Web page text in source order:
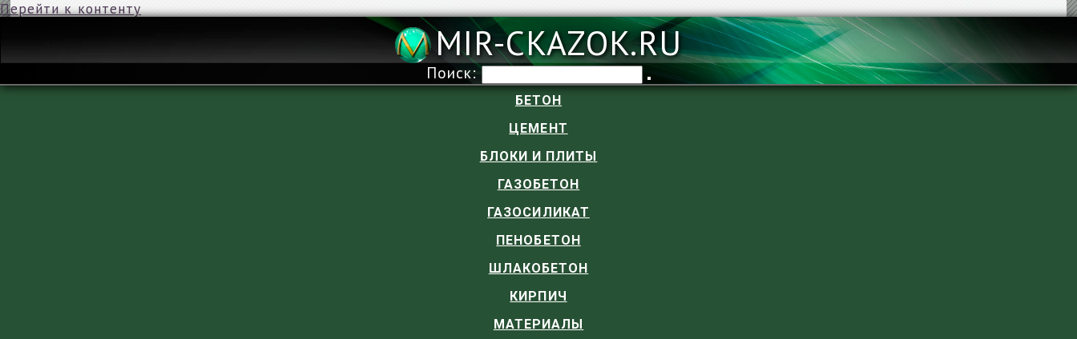
Перейти к контенту
MIR-CKAZOK.RU
Поиск:
БЕТОН
ЦЕМЕНТ
БЛОКИ И ПЛИТЫ
ГАЗОБЕТОН
ГАЗОСИЛИКАТ
ПЕНОБЕТОН
ШЛАКОБЕТОН
КИРПИЧ
МАТЕРИАЛЫ